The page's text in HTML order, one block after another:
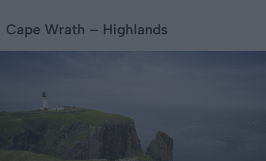
Cape Wrath – Highlands